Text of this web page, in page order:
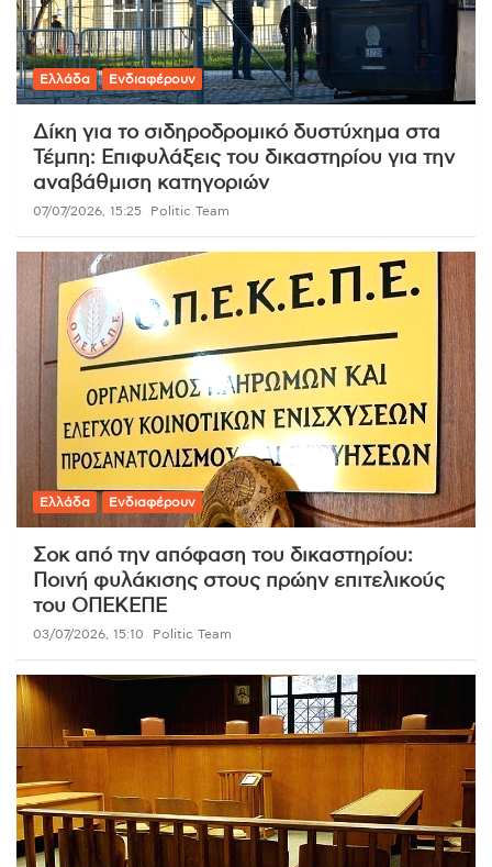
Ελλάδα Ενδιαφέρουν
Δίκη για το σιδηροδρομικό δυστύχημα στα
Τέμπη: Επιφυλάξεις του δικαστηρίου για την
αναβάθμιση κατηγοριών
07/07/2026, 15:25 Politic Team
Ελλάδα Ενδιαφέρουν
Σοκ από την απόφαση του δικαστηρίου:
Ποινή φυλάκισης στους πρώην επιτελικούς
του ΟΠΕΚΕΠΕ
03/07/2026, 15:10 Politic Team